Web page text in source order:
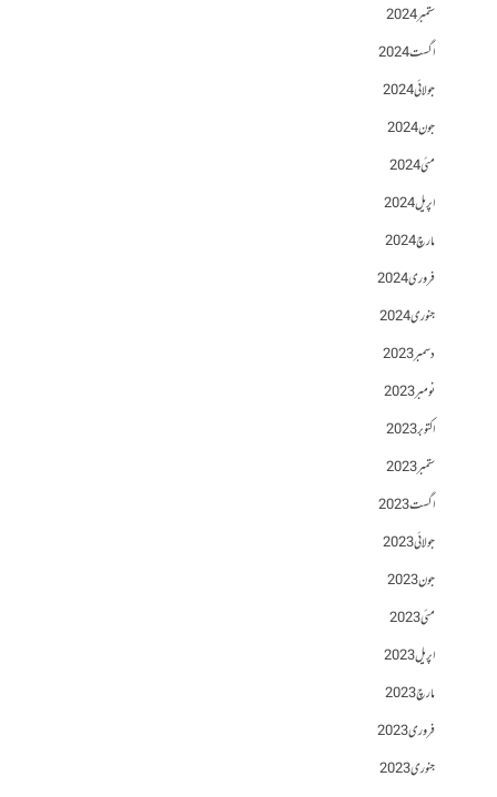
ستمبر 2024
اگست 2024
جولائی 2024
جون 2024
مئی 2024
اپریل 2024
مارچ 2024
فروری 2024
جنوری 2024
دسمبر 2023
نومبر 2023
اکتوبر 2023
ستمبر 2023
اگست 2023
جولائی 2023
جون 2023
مئی 2023
اپریل 2023
مارچ 2023
فروری 2023
جنوری 2023